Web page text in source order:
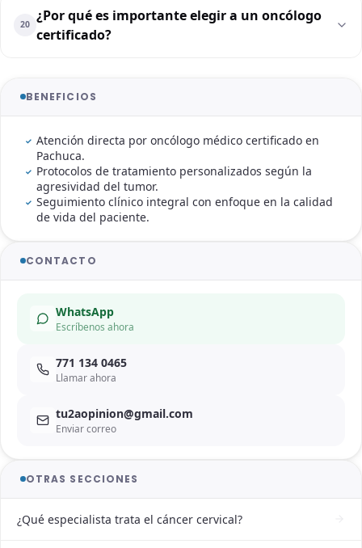
20
¿Por qué es importante elegir a un oncólogo
certificado?
BENEFICIOS
Atención directa por oncólogo médico certificado en
Pachuca.
Protocolos de tratamiento personalizados según la
agresividad del tumor.
Seguimiento clínico integral con enfoque en la calidad
de vida del paciente.
CONTACTO
WhatsApp
Escríbenos ahora
771 134 0465
Llamar ahora
tu2aopinion@gmail.com
Enviar correo
OTRAS SECCIONES
¿Qué especialista trata el cáncer cervical?